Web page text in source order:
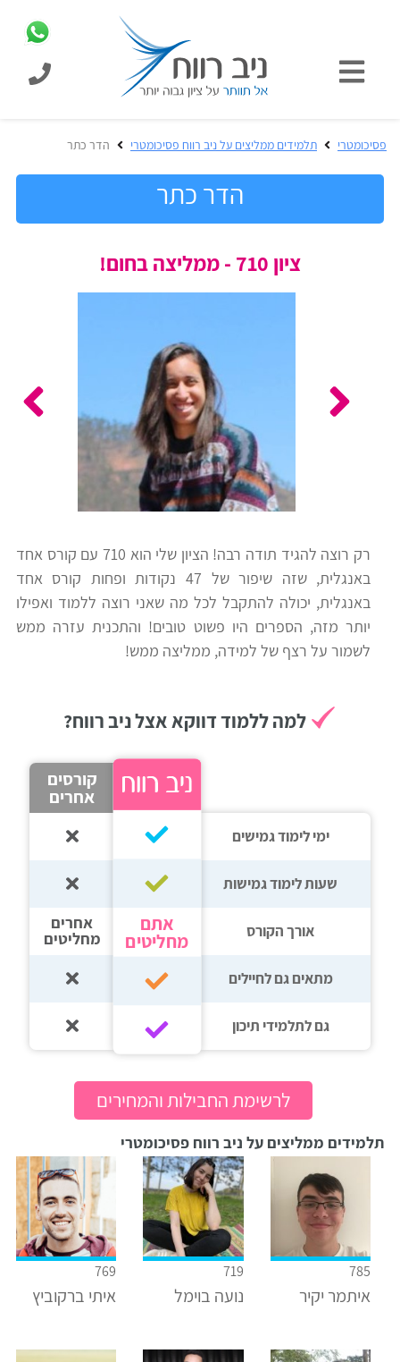
כניסת
תלמידים
מידע
כללי
המוצרים
מבית
רווח
הכנה
לצה"ל
וחטיבות
ביניים
הכנה
לעבודה
לימודים
פסיכומטרי תלמידים ממליצים על ניב רווח פסיכומטרי הדר כתר
הדר כתר
ציון 710 - ממליצה בחום!
רק רוצה להגיד תודה רבה! הציון שלי הוא 710 עם קורס אחד
באנגלית, שזה שיפור של 47 נקודות ופחות קורס אחד
באנגלית, יכולה להתקבל לכל מה שאני רוצה ללמוד ואפילו
יותר מזה, הספרים היו פשוט טובים! והתכנית עזרה ממש
לשמור על רצף של למידה, ממליצה ממש!
למה ללמוד דווקא אצל ניב רווח?
ימי לימוד גמישים
שעות לימוד גמישות
אורך הקורס
מתאים גם לחיילים
גם לתלמידי תיכון‎‏
אתם
מחליטים
קורסים
אחרים
אחרים
מחליטים
לרשימת החבילות והמחירים
תלמידים ממליצים על ניב רווח פסיכומטרי
785
איתמר יקיר
719
נועה בוימל
769
איתי ברקוביץ